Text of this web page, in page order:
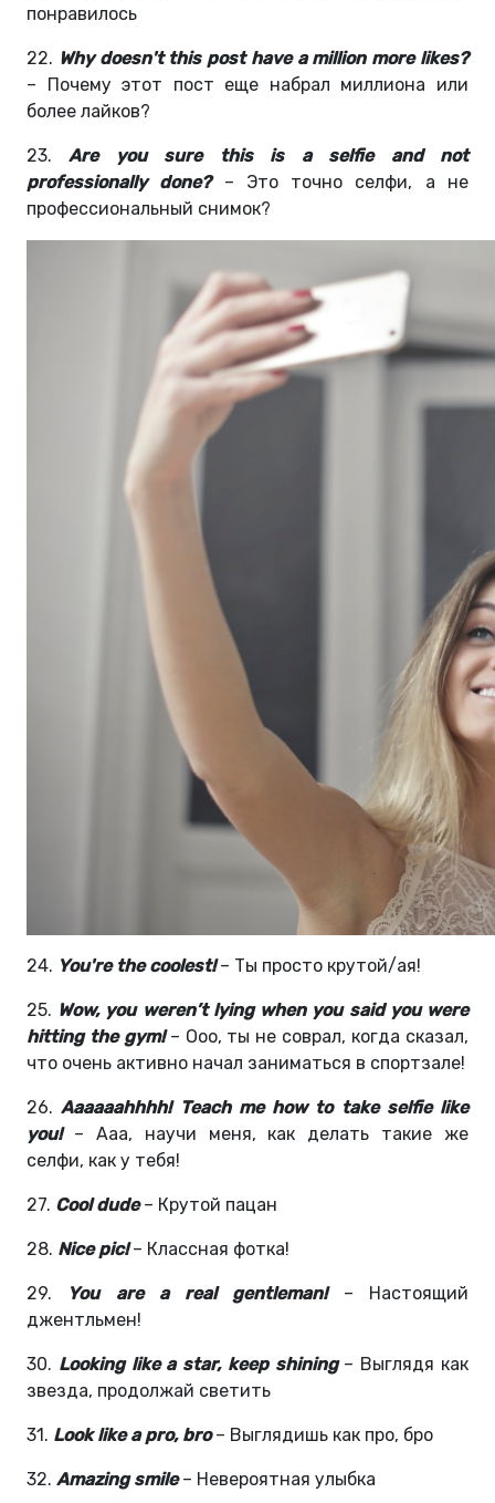
понравилось
22. Why doesn't this post have a million more likes?
– Почему этот пост еще набрал миллиона или
более лайков?
23.Are you sure this is a selfie and not
professionally done?– Это точно селфи, а не
профессиональный снимок?
24. You're the coolest!– Ты просто крутой/ая!
25. Wow, you weren’t lying when you said you were
hitting the gym!– Ооо, ты не соврал, когда сказал,
что очень активно начал заниматься в спортзале!
26.Aaaaaahhhh! Teach me how to take selfie like
you!– Ааа, научи меня, как делать такие же
селфи, как у тебя!
27. Cool dude– Крутой пацан
28. Nice pic!– Классная фотка!
29. You are a real gentleman!– Настоящий
джентльмен!
30. Looking like a star, keep shining– Выглядя как
звезда, продолжай светить
31. Look like a pro, bro– Выглядишь как про, бро
32. Amazing smile– Невероятная улыбка